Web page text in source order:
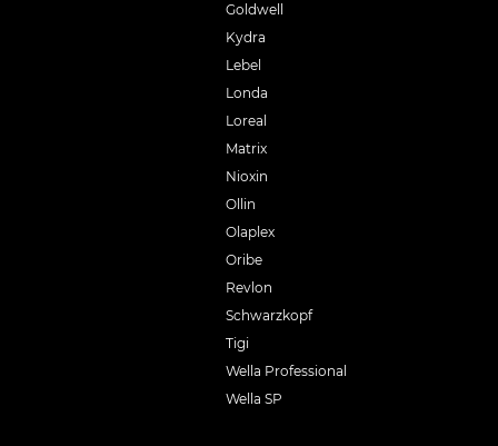
Goldwell
Kydra
Lebel
Londa
Loreal
Matrix
Nioxin
Ollin
Olaplex
Oribe
Revlon
Schwarzkopf
Tigi
Wella Professional
Wella SP